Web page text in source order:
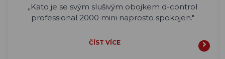
„Kato je se svým slušivým obojkem d-control
professional 2000 mini naprosto spokojen."
ČÍST VÍCE